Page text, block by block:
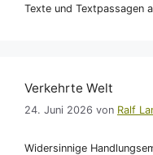
Texte und Textpassagen
Verkehrte Welt
24. Juni 2026 von Ralf
Widersinnige